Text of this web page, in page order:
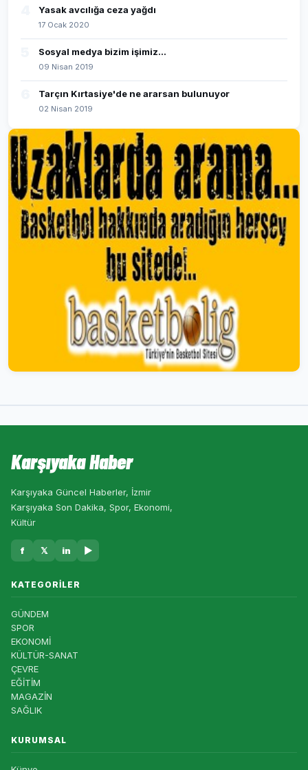
Yasak avcılığa ceza yağdı
17 Ocak 2020
Sosyal medya bizim işimiz...
09 Nisan 2019
Tarçın Kırtasiye'de ne ararsan bulunuyor
02 Nisan 2019
Karşıyaka Haber
Karşıyaka Güncel Haberler, İzmir
Karşıyaka Son Dakika, Spor, Ekonomi,
Kültür
f 𝕏 in ▶
KATEGORILER
GÜNDEM
SPOR
EKONOMİ
KÜLTÜR-SANAT
ÇEVRE
EĞİTİM
MAGAZİN
SAĞLIK
KURUMSAL